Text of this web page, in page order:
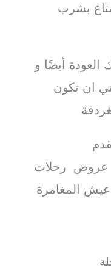
بشرب
العودة أيضًا و
ان تكون
رحلات
المغامرة